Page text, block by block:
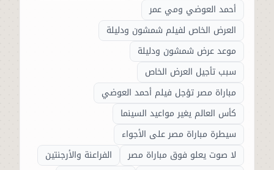
أحمد العوضي ومي عمر
العرض الخاص لفيلم شمشون ودليلة
موعد عرض شمشون ودليلة
سبب تأجيل العرض الخاص
مباراة مصر تؤجل فيلم أحمد العوضي
كأس العالم يغير مواعيد السينما
سيطرة مباراة مصر على الأجواء
لا صوت يعلو فوق مباراة مصر
الفراعنة والأرجنتين